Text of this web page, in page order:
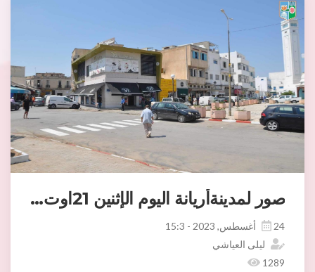
صور لمدينةأريانة اليوم الإثنين 21اوت 2023بعد ازالة الانتصاب الفوضوي بمحيط السوق المركزية والانهج المجاورة له وبسوق ليبيا.
24 أغسطس, 2023 - 15:3
ليلى العياشي
1289